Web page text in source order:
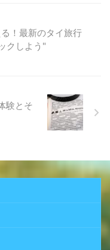
！最新のタイ旅行
クしよう"
験とそ